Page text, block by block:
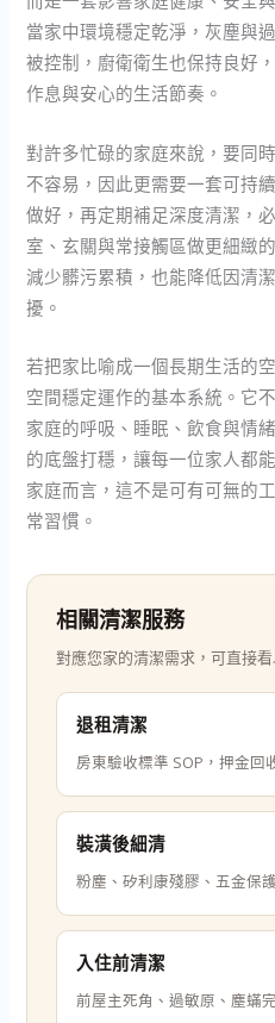
當家中環境穩定乾淨，灰塵與
被控制，廚衛衛生也保持良好
作息與安心的生活節奏。
對許多忙碌的家庭來說，要同
不容易，因此更需要一套可持
做好，再定期補足深度清潔，
室、玄關與常接觸區做更細緻
減少髒污累積，也能降低因清
擾。
若把家比喻成一個長期生活的
空間穩定運作的基本系統。它
家庭的呼吸、睡眠、飲食與情
的底盤打穩，讓每一位家人都
家庭而言，這不是可有可無的
常習慣。
相關清潔服務
對應您家的清潔需求，可直接
退租清潔
房東驗收標準 SOP，押金回
裝潢後細清
粉塵、矽利康殘膠、五金保
入住前清潔
前屋主死角、過敏原、塵蟎